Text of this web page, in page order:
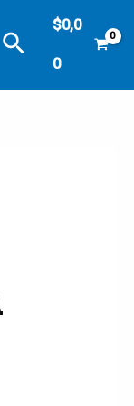
Buscar
$0,0
0